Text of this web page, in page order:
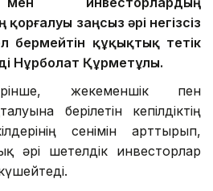
заңсыз әрі негізсіз
бермейтін құқықтық тетік
Нұрболат Құрметұлы.
жекеменшік пен
берілетін кепілдіктің
сенімін арттырып,
әрі шетелдік инвесторлар